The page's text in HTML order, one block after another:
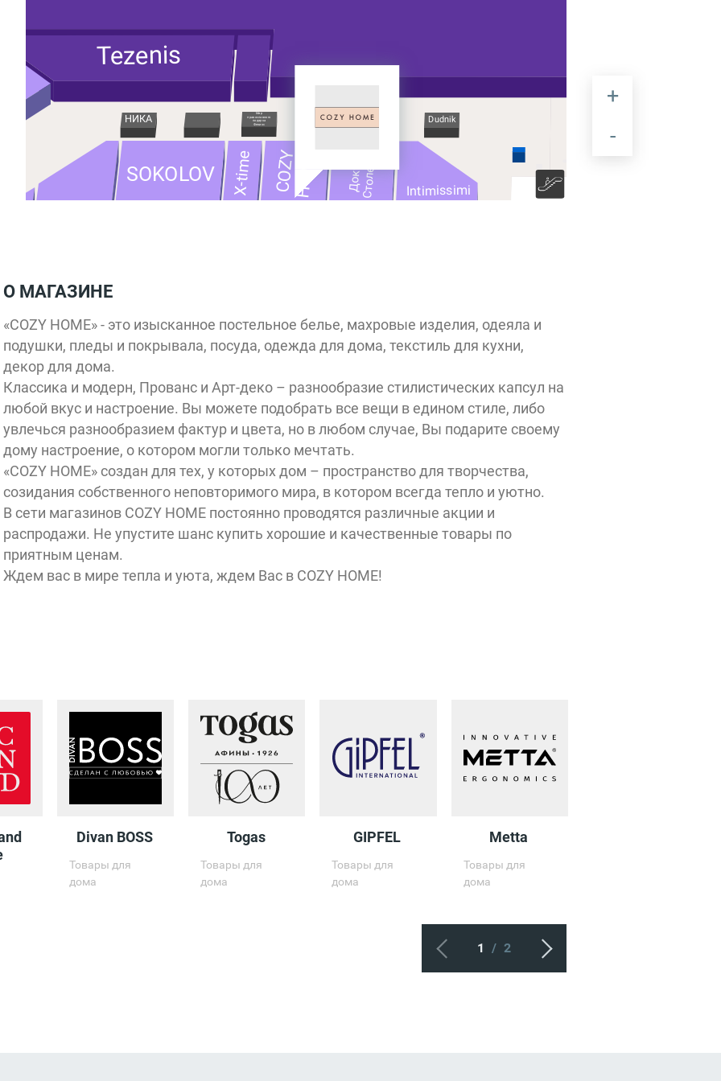
Главный вход
Открыт
Айкрафт
SOKOLOV X-time COZYHOME ДокторСтолетов Intimissimi
Tezenis
CINNABON БериЗаряд
НИКА Мир
православного
подарка
Феникс
Автоклик ИЗКОЛЬЦОВО Dudnik
Хамовники
О МАГАЗИНЕ
«COZY HOME» - это изысканное постельное белье, махровые изделия, одеяла и
подушки, пледы и покрывала, посуда, одежда для дома, текстиль для кухни,
декор для дома.
Классика и модерн, Прованс и Арт-деко – разнообразие стилистических капсул на
любой вкус и настроение. Вы можете подобрать все вещи в едином стиле, либо
увлечься разнообразием фактур и цвета, но в любом случае, Вы подарите своему
дому настроение, о котором могли только мечтать.
«COZY HOME» создан для тех, у которых дом – пространство для творчества,
созидания собственного неповторимого мира, в котором всегда тепло и уютно.
В сети магазинов COZY HOME постоянно проводятся различные акции и
распродажи. Не упустите шанс купить хорошие и качественные товары по
приятным ценам.
Ждем вас в мире тепла и уюта, ждем Вас в COZY HOME!
Divan BOSS
Товары для
дома
Togas
Товары для
дома
GIPFEL
Товары для
дома
Metta
Товары для
дома
1 / 2